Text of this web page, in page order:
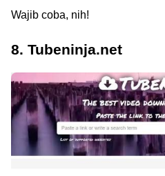
Wajib coba, nih!
8. Tubeninja.net